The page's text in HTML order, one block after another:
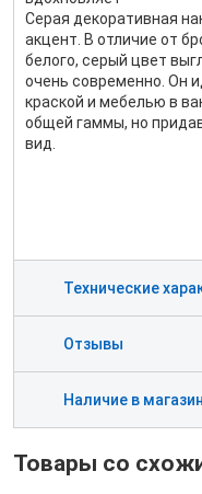
Серая декоративная
акцент. В отличие от
белого, серый цвет
очень современно. Он
краской и мебелью в
общей гаммы, но
вид.
Технические
Отзывы
Наличие в
Товары со